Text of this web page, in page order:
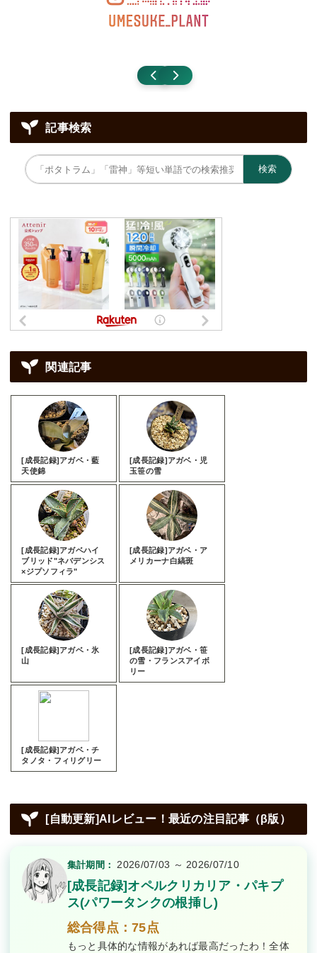
記事検索
検索
関連記事
[成長記録]アガベ・藍
天使錦
[成長記録]アガベ・児
玉笹の雪
[成長記録]アガベハイ
ブリッド"ネバデンシス
×ジプソフィラ"
[成長記録]アガベ・ア
メリカーナ白縞斑
[成長記録]アガベ・氷
山
[成長記録]アガベ・笹
の雪・フランスアイボ
リー
[成長記録]アガベ・チ
タノタ・フィリグリー
[自動更新]AIレビュー！最近の注目記事（β版）
集計期間： 2026/07/03 ～ 2026/07/10
[成長記録]オペルクリカリア・パキプ
ス(パワータンクの根挿し)
総合得点：75点
もっと具体的な情報があれば最高だったわ！全体